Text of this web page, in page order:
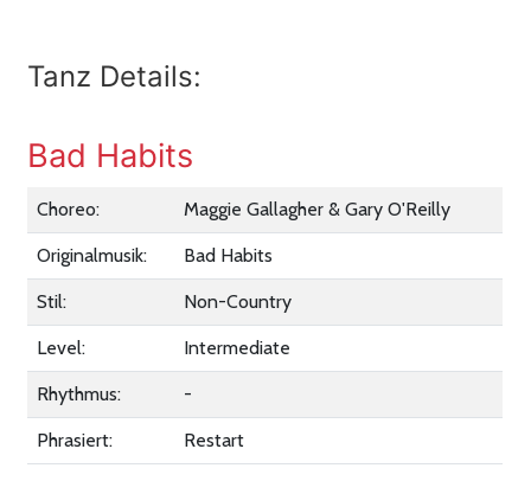
Tanz Details:
Bad Habits
Choreo: Maggie Gallagher & Gary O'Reilly
Originalmusik: Bad Habits
Stil: Non-Country
Level: Intermediate
Rhythmus: -
Phrasiert: Restart